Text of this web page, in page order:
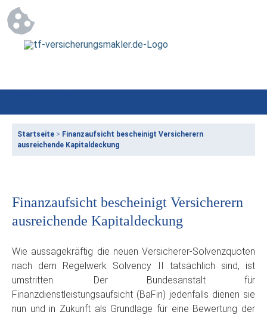
Startseite > Finanzaufsicht bescheinigt Versicherern
ausreichende Kapitaldeckung
Finanzaufsicht bescheinigt Versicherern
ausreichende Kapitaldeckung
Wie aussagekräftig die neuen Versicherer-Solvenzquoten
nach dem Regelwerk Solvency II tatsächlich sind, ist
umstritten. Der Bundesanstalt für
Finanzdienstleistungsaufsicht (BaFin) jedenfalls dienen sie
nun und in Zukunft als Grundlage für eine Bewertung der